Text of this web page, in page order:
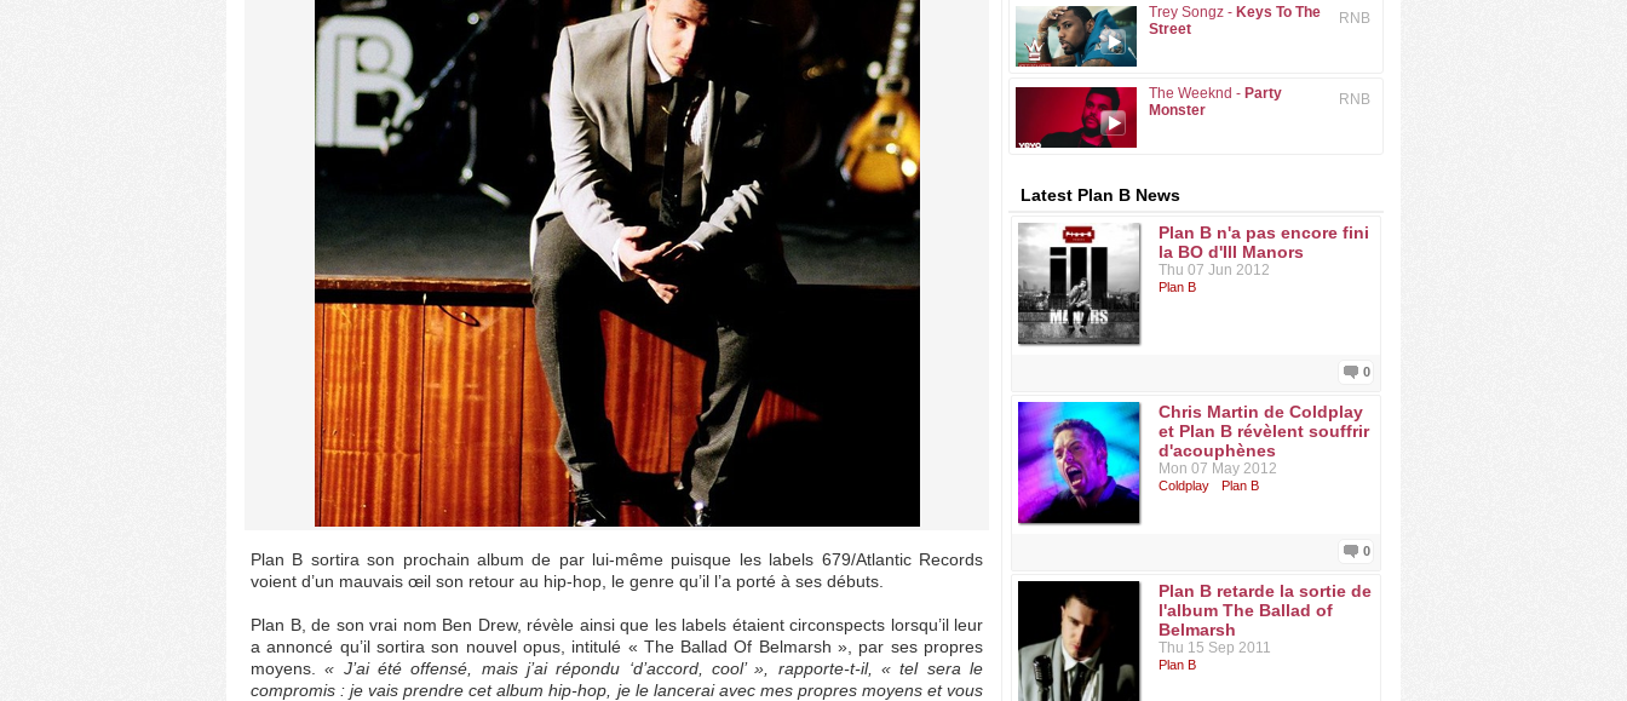
Plan B sortira son prochain album de par lui-même puisque les labels 679/Atlantic Records
voient d’un mauvais œil son retour au hip-hop, le genre qu’il l’a porté à ses débuts.
Plan B, de son vrai nom Ben Drew, révèle ainsi que les labels étaient circonspects lorsqu’il leur
a annoncé qu’il sortira son nouvel opus, intitulé « The Ballad Of Belmarsh », par ses propres
moyens.« J’ai été offensé, mais j’ai répondu ‘d’accord, cool’ », rapporte-t-il, « tel sera le
compromis : je vais prendre cet album hip-hop, je le lancerai avec mes propres moyens et vous
RNB
Trey Songz - Keys To The
Street
RNB
The Weeknd - Party
Monster
Latest Plan B News
Plan B n'a pas encore fini
la BO d'Ill Manors
Thu 07 Jun 2012
Plan B
0
Chris Martin de Coldplay
et Plan B révèlent souffrir
d'acouphènes
Mon 07 May 2012
Coldplay Plan B
0
Plan B retarde la sortie de
l'album The Ballad of
Belmarsh
Thu 15 Sep 2011
Plan B